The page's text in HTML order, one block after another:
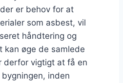
er behov for at
som asbest, vil
håndtering og
kan øge de samlede
derfor vigtigt at få en
inden